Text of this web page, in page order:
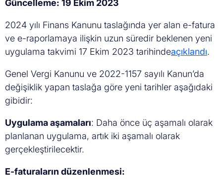
Güncelleme: 19 Ekim 2023
2024 yılı Finans Kanunu taslağında yer alan e-fatura
ve e-raporlamaya ilişkin uzun süredir beklenen yeni
uygulama takvimi 17 Ekim 2023 tarihindeaçıklandı.
Genel Vergi Kanunu ve 2022-1157 sayılı Kanun’da
değişiklik yapan taslağa göre yeni tarihler aşağıdaki
gibidir:
Uygulama aşamaları: Daha önce üç aşamalı olarak
planlanan uygulama, artık iki aşamalı olarak
gerçekleştirilecektir.
E-faturaların düzenlenmesi: